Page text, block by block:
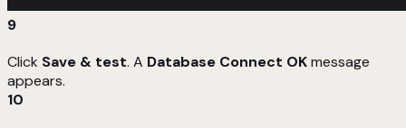
9
Click Save & test. A Database Connect OKmessage
appears.
10